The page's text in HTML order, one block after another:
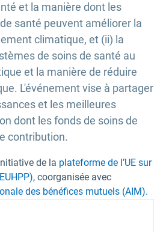
et la manière dont les
santé peuvent améliorer la
climatique, et (ii) la
de soins de santé au
et la manière de réduire
L'événement vise à partager
et les meilleures
dont les fonds de soins de
contribution.
de la plateforme de l’UE sur
coorganisée avec
des bénéfices mutuels (AIM).